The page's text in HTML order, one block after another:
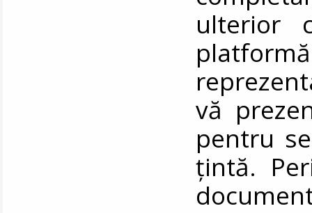
ulterior
vă
pentru
țintă.